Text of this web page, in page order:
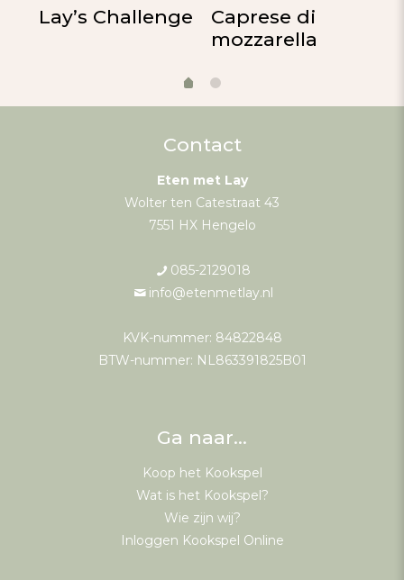
Lay’s Challenge
Caprese di
mozzarella
Contact
Eten met Lay
Wolter ten Catestraat 43
7551 HX Hengelo
085-2129018
info@etenmetlay.nl
KVK-nummer: 84822848
BTW-nummer: NL863391825B01
Ga naar…
Koop het Kookspel
Wat is het Kookspel?
Wie zijn wij?
Inloggen Kookspel Online